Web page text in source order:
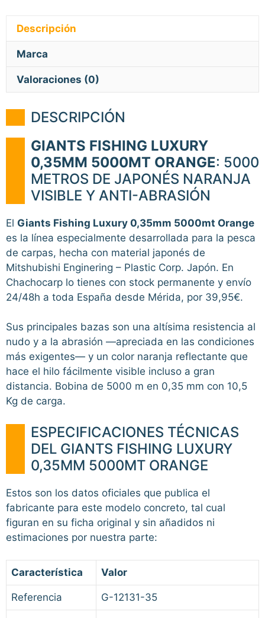
Descripción
Marca
Valoraciones (0)
DESCRIPCIÓN
GIANTS FISHING LUXURY
0,35MM 5000MT ORANGE: 5000
METROS DE JAPONÉS NARANJA
VISIBLE Y ANTI-ABRASIÓN
El Giants Fishing Luxury 0,35mm 5000mt Orange
es la línea especialmente desarrollada para la pesca
de carpas, hecha con material japonés de
Mitshubishi Enginering – Plastic Corp. Japón. En
Chachocarp lo tienes con stock permanente y envío
24/48h a toda España desde Mérida, por 39,95€.
Sus principales bazas son una altísima resistencia al
nudo y a la abrasión —apreciada en las condiciones
más exigentes— y un color naranja reflectante que
hace el hilo fácilmente visible incluso a gran
distancia. Bobina de 5000 m en 0,35 mm con 10,5
Kg de carga.
ESPECIFICACIONES TÉCNICAS
DEL GIANTS FISHING LUXURY
0,35MM 5000MT ORANGE
Estos son los datos oficiales que publica el
fabricante para este modelo concreto, tal cual
figuran en su ficha original y sin añadidos ni
estimaciones por nuestra parte:
Característica Valor
Referencia G-12131-35